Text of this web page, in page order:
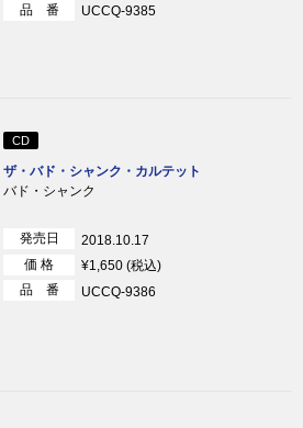
品 番
UCCQ-9385
CD
ザ・バド・シャンク・カルテット
バド・シャンク
発売日
2018.10.17
価 格
¥1,650 (税込)
品 番
UCCQ-9386